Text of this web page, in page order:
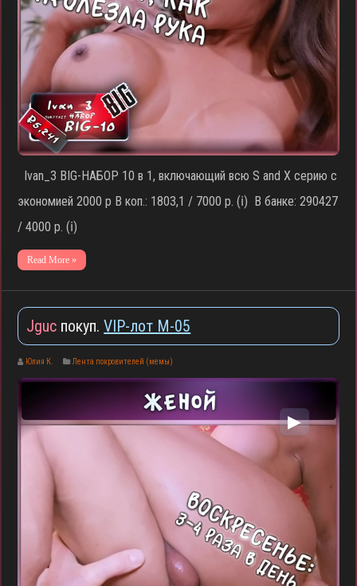
Ivan_3 BIG-НАБОР 10 в 1, включающий всю S and X серию с
экономией 2000 р В коп.: 1803,1 / 7000 р. (ℹ️) В банке: 290427
/ 4000 р. (ℹ️)
Read More »
Jguc покуп.VIP-лот M-05
Юлия К. Лента покровителей (мемы)
▶